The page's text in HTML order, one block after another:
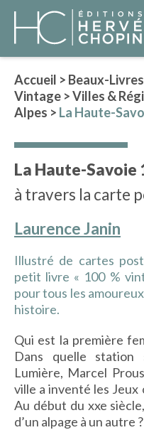
IMAGES
Accueil > Beaux-Livres
Vintage >Villes &
Alpes > La Haute-
La Haute-Savoie
à travers la carte
Laurence Janin
Illustré de cartes
petit livre « 100 %
pour tous les
histoire.
Qui est la première
Dans quelle station
Lumière, Marcel
ville a inventé les Jeux
Au début du xxe
d’un alpage à un autre ?